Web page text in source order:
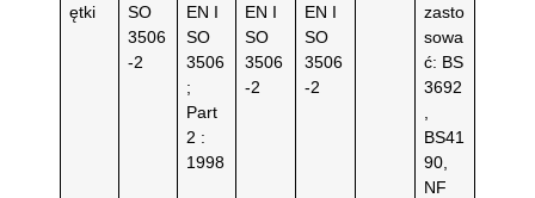
ętki
SO
3506
-2
EN I
SO
3506
;
Part
2 :
1998
EN I
SO
3506
-2
EN I
SO
3506
-2
zasto
sowa
ć: BS
3692
BS41
90,
NF